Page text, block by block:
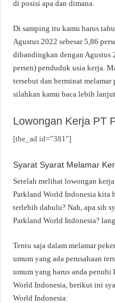
di posisi apa dan dimana.
Di samping itu kamu harus
Agustus 2022 sebesar 5,86
dibandingkan dengan Agustus
persen) penduduk usia kerja.
tersebut dan berminat
silahkan kamu baca lebih
Lowongan Kerja PT
[the_ad id=”381″]
Syarat Syarat Melamar
Setelah melihat lowongan
Parkland World Indonesia kita
terlebih dahulu? Nah, apa sih
Parkland World Indonesia?
Tentu saja dalam melamar
umum yang ada perusahaan
umum yang harus anda
World Indonesia, berikut ini
World Indonesia: